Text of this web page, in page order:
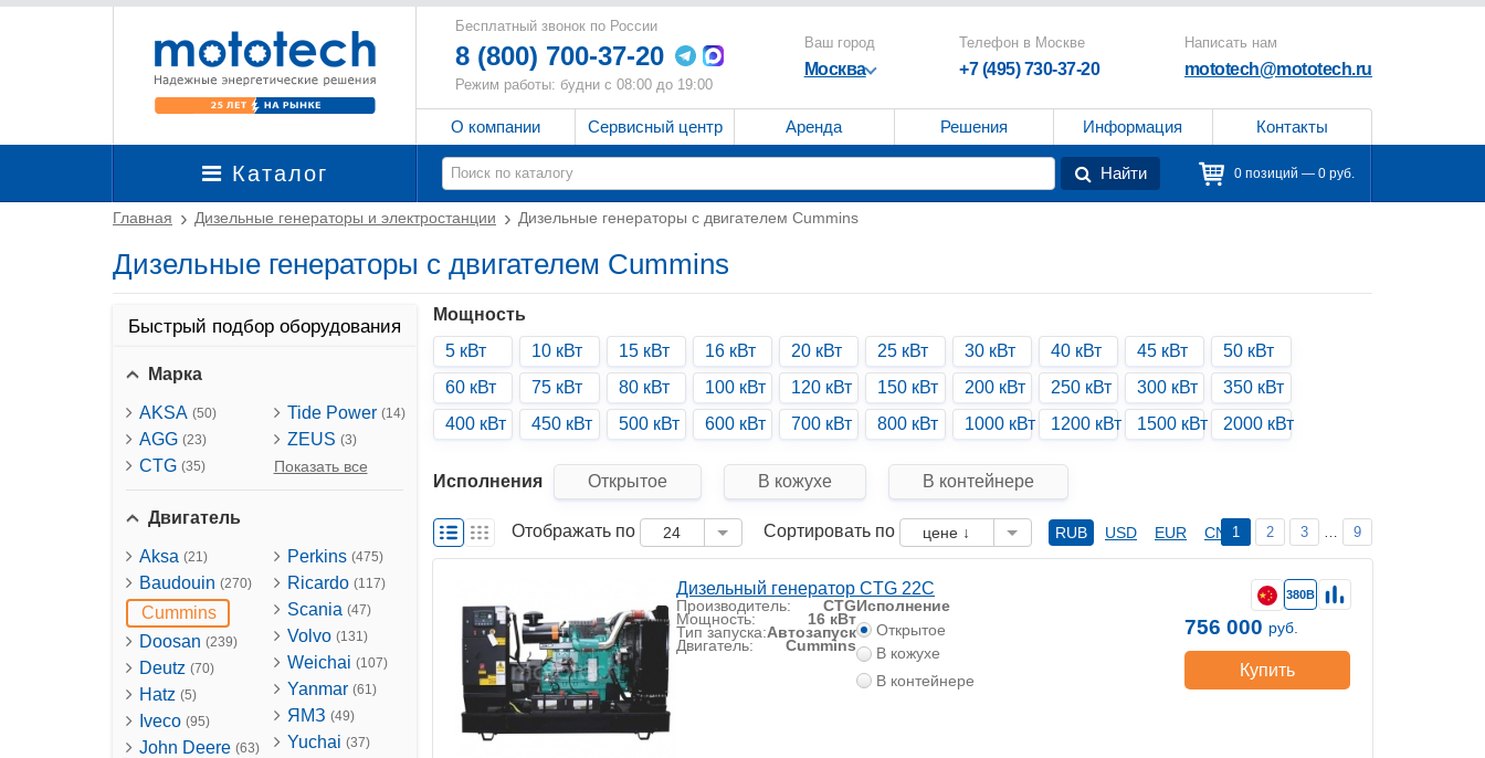
Бесплатный звонок по России
8 (800) 700-37-20
Режим работы: будни с 08:00 до 19:00
Ваш город
Москва
Телефон в Москве
+7 (495) 730-37-20
Написать нам
mototech@mototech.ru
О компании Сервисный центр Аренда Решения Информация Контакты
Каталог Найти 0 позиций — 0 руб.
Главная Дизельные генераторы и электростанции Дизельные генераторы с двигателем Cummins
Дизельные генераторы с двигателем Cummins
Быстрый подбор оборудования
Марка
AKSA (50)
AGG (23)
CTG (35)
Tide Power (14)
ZEUS (3)
Показать все
Двигатель
Aksa (21)
Baudouin (270)
Cummins
Doosan (239)
Deutz (70)
Hatz (5)
Iveco (95)
John Deere (63)
Perkins (475)
Ricardo (117)
Scania (47)
Volvo (131)
Weichai (107)
Yanmar (61)
ЯМЗ (49)
Yuchai (37)
Мощность
5 кВт
10 кВт 15 кВт 16 кВт 20 кВт 25 кВт 30 кВт 40 кВт 45 кВт
50 кВт
60 кВт
75 кВт 80 кВт 100 кВт 120 кВт 150 кВт 200 кВт 250 кВт 300 кВт
350 кВт
400 кВт
450 кВт 500 кВт 600 кВт 700 кВт 800 кВт 1000 кВт 1200 кВт 1500 кВт 2000 кВт
Исполнения Открытое В кожухе В контейнере
Отображать по 24 Сортировать по цене ↓ RUB USD EUR CNY1 2 3 … 9
Дизельный генератор CTG 22C
Производитель: CTG
Мощность: 16 кВт
Тип запуска:Автозапуск
Двигатель: Cummins
Исполнение
Открытое
В кожухе
В контейнере
380В
756 000 руб.
Купить